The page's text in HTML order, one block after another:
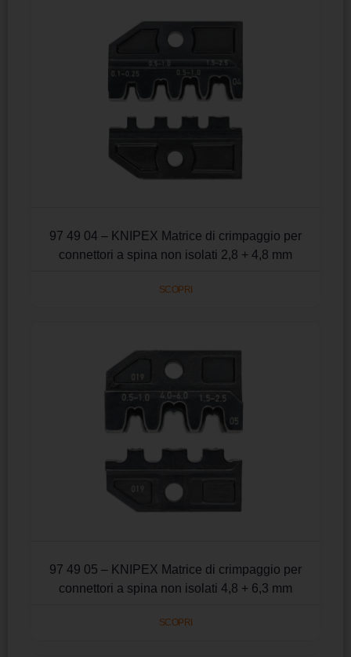
97 49 04 – KNIPEX Matrice di crimpaggio per
connettori a spina non isolati 2,8 + 4,8 mm
SCOPRI
97 49 05 – KNIPEX Matrice di crimpaggio per
connettori a spina non isolati 4,8 + 6,3 mm
SCOPRI